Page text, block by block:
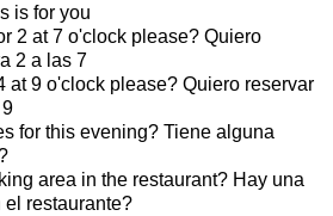
is for you
2 at 7 o'clock please? Quiero
2 a las 7
at 9 o'clock please? Quiero reservar
for this evening? Tiene alguna
area in the restaurant? Hay una
el restaurante?